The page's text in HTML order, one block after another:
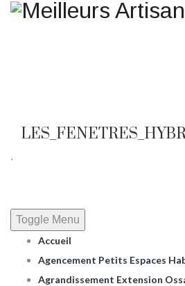
.
Toggle Menu
Accueil
Agencement Petits Espaces
Agrandissement Extension
Une question ? Un